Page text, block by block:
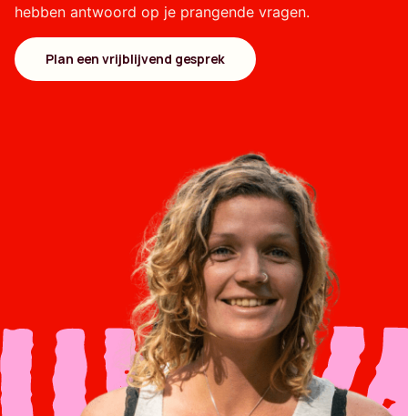
hebben antwoord op je prangende vragen.
Plan een vrijblijvend gesprek